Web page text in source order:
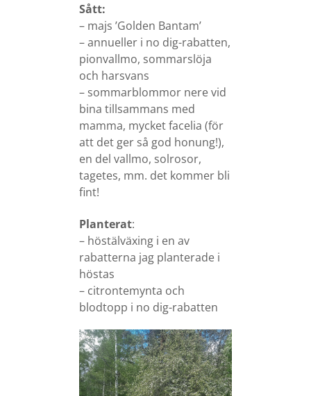
Sått:
– majs ’Golden Bantam’
– annueller i no dig-rabatten,
pionvallmo, sommarslöja
och harsvans
– sommarblommor nere vid
bina tillsammans med
mamma, mycket facelia (för
att det ger så god honung!),
en del vallmo, solrosor,
tagetes, mm. det kommer bli
fint!
Planterat:
– höstälväxing i en av
rabatterna jag planterade i
höstas
– citrontemynta och
blodtopp i no dig-rabatten